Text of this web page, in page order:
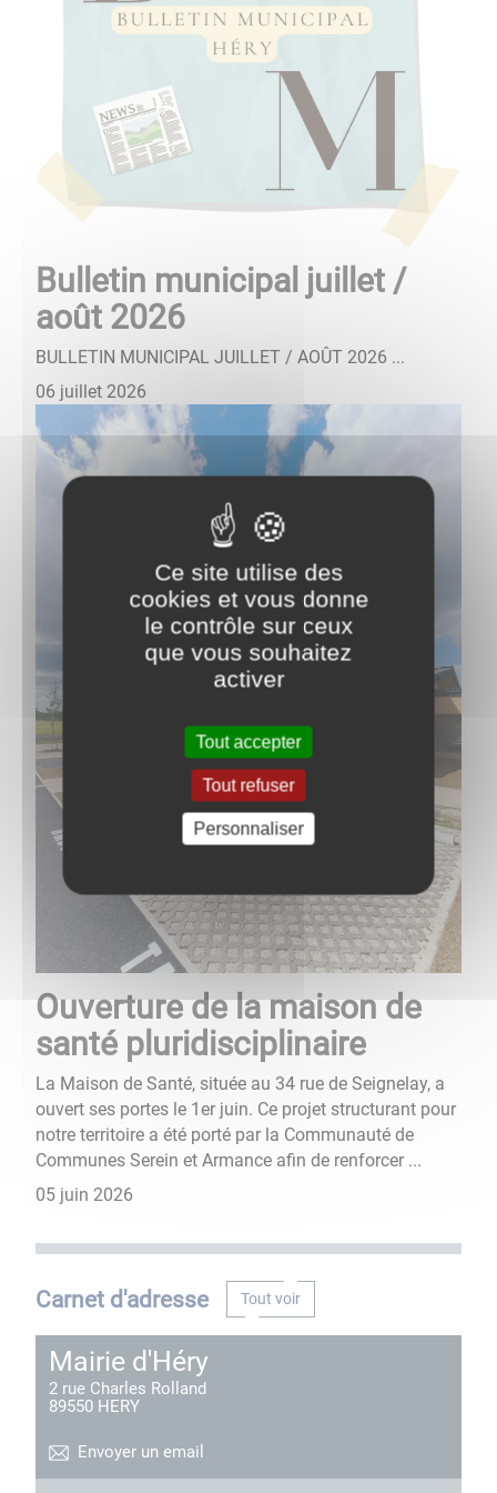
Bulletin municipal juillet /
août 2026
BULLETIN MUNICIPAL JUILLET / AOÛT 2026 ...
06 juillet 2026
Ouverture de la maison de
santé pluridisciplinaire
La Maison de Santé, située au 34 rue de Seignelay, a
ouvert ses portes le 1er juin. Ce projet structurant pour
notre territoire a été porté par la Communauté de
Communes Serein et Armance afin de renforcer ...
05 juin 2026
Carnet d'adresse Tout voir
Mairie d'Héry
2 rue Charles Rolland
89550 HERY
Envoyer un email
Ce site utilise des
cookies et vous donne
le contrôle sur ceux
que vous souhaitez
activer
Tout accepter
Tout refuser
Personnaliser